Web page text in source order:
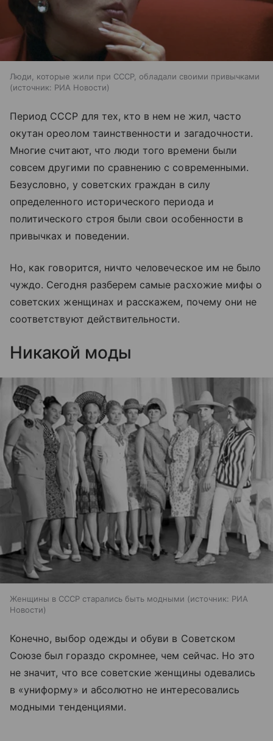
Люди, которые жили при СССР, обладали своими привычками
источник: РИА Новости
Период СССР для тех, кто в нем не жил, часто
окутан ореолом таинственности и загадочности.
Многие считают, что люди того времени были
совсем другими по сравнению с современными.
Безусловно, у советских граждан в силу
определенного исторического периода и
политического строя были свои особенности в
привычках и поведении.
Но, как говорится, ничто человеческое им не было
чуждо. Сегодня разберем самые расхожие мифы о
советских женщинах и расскажем, почему они не
соответствуют действительности.
Никакой моды
Женщины в СССР старались быть модными источник: РИА
Новости
Конечно, выбор одежды и обуви в Советском
Союзе был гораздо скромнее, чем сейчас. Но это
не значит, что все советские женщины одевались
в «униформу» и абсолютно не интересовались
модными тенденциями.